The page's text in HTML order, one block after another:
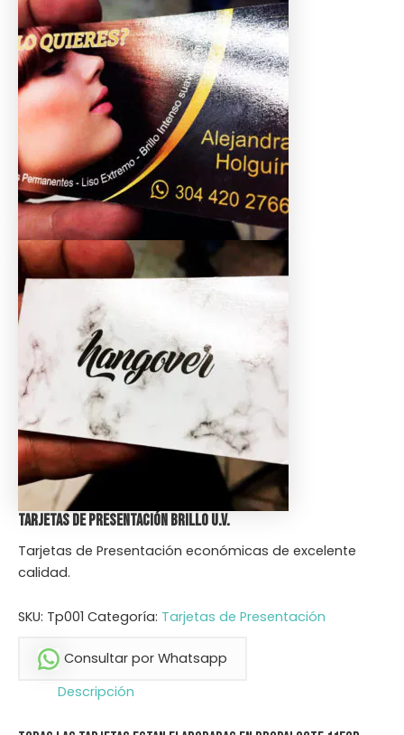
Tarjetas de Presentación Brillo U.V.
Tarjetas de Presentación económicas de excelente
calidad.
SKU: Tp001 Categoría: Tarjetas de Presentación
Consultar por Whatsapp
Descripción